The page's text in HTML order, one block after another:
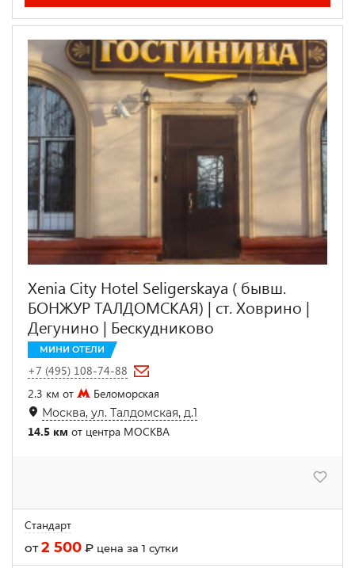
Xenia City Hotel Seligerskaya ( бывш.
БОНЖУР ТАЛДОМСКАЯ) | ст. Ховрино |
Дегунино | Бескудниково
МИНИ ОТЕЛИ
+7 (495) 108-74-88
2.3 км от
Беломорская
Москва, ул. Талдомская, д.1
14.5 км от центра МОСКВА
Стандарт
от2 500 ₽ цена за 1 сутки